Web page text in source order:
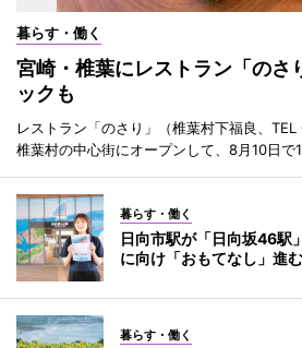
暮らす・働く
宮崎・椎葉にレストラン「の
ックも
レストラン「のさり」（椎葉村下福良、
椎葉村の中心街にオープンして、8月10日で1
暮らす・働く
日向市駅が「日向坂46駅
に向け「おもてなし」進む
暮らす・働く